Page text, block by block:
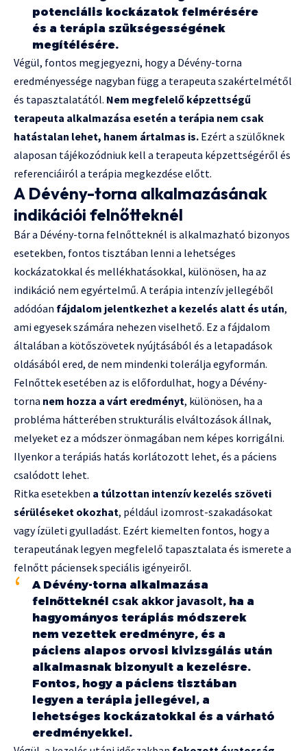
potenciális kockázatok felmérésére
és a terápia szükségességének
megítélésére.
Végül, fontos megjegyezni, hogy a Dévény-torna
eredményessége nagyban függ a terapeuta szakértelmétől
és tapasztalatától. Nem megfelelő képzettségű
terapeuta alkalmazása esetén a terápia nem csak
hatástalan lehet, hanem ártalmas is. Ezért a szülőknek
alaposan tájékozódniuk kell a terapeuta képzettségéről és
referenciáiról a terápia megkezdése előtt.
A Dévény-torna alkalmazásának
indikációi felnőtteknél
Bár a Dévény-torna felnőtteknél is alkalmazható bizonyos
esetekben, fontos tisztában lenni a lehetséges
kockázatokkal és mellékhatásokkal, különösen, ha az
indikáció nem egyértelmű. A terápia intenzív jellegéből
adódóan fájdalom jelentkezhet a kezelés alatt és után,
ami egyesek számára nehezen viselhető. Ez a fájdalom
általában a kötőszövetek nyújtásából és a letapadások
oldásából ered, de nem mindenki tolerálja egyformán.
Felnőttek esetében az is előfordulhat, hogy a Dévény-
torna nem hozza a várt eredményt, különösen, ha a
probléma hátterében strukturális elváltozások állnak,
melyeket ez a módszer önmagában nem képes korrigálni.
Ilyenkor a terápiás hatás korlátozott lehet, és a páciens
csalódott lehet.
Ritka esetekben a túlzottan intenzív kezelés szöveti
sérüléseket okozhat, például izomrost-szakadásokat
vagy ízületi gyulladást. Ezért kiemelten fontos, hogy a
terapeutának legyen megfelelő tapasztalata és ismerete a
felnőtt páciensek speciális igényeiről.
A Dévény-torna alkalmazása
felnőtteknél csak akkor javasolt, ha a
hagyományos terápiás módszerek
nem vezettek eredményre, és a
páciens alapos orvosi kivizsgálás után
alkalmasnak bizonyult a kezelésre.
Fontos, hogy a páciens tisztában
legyen a terápia jellegével, a
lehetséges kockázatokkal és a várható
eredményekkel.